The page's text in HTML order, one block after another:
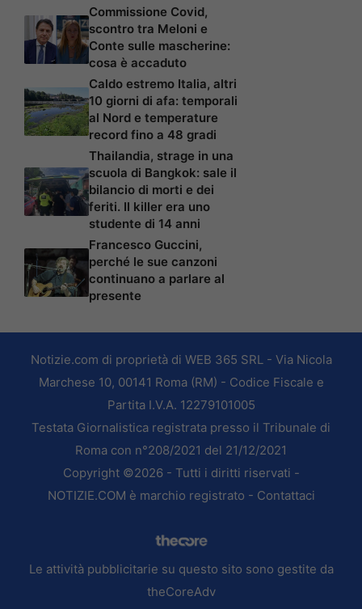
Commissione Covid,
scontro tra Meloni e
Conte sulle mascherine:
cosa è accaduto
Caldo estremo Italia, altri
10 giorni di afa: temporali
al Nord e temperature
record fino a 48 gradi
Thailandia, strage in una
scuola di Bangkok: sale il
bilancio di morti e dei
feriti. Il killer era uno
studente di 14 anni
Francesco Guccini,
perché le sue canzoni
continuano a parlare al
presente
Notizie.com di proprietà di WEB 365 SRL - Via Nicola
Marchese 10, 00141 Roma (RM) - Codice Fiscale e
Partita I.V.A. 12279101005
Testata Giornalistica registrata presso il Tribunale di
Roma con n°208/2021 del 21/12/2021
Copyright ©2026 - Tutti i diritti riservati -
NOTIZIE.COM è marchio registrato - Contattaci
Le attività pubblicitarie su questo sito sono gestite da
theCoreAdv